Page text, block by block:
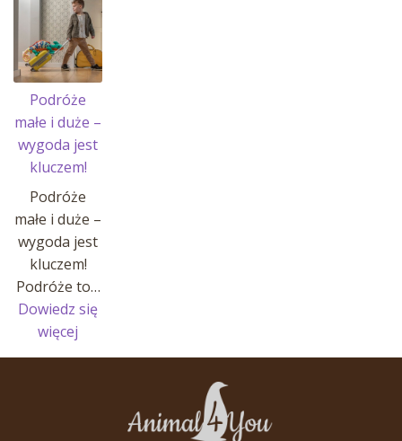
Johannes’a
i
jego
pasji!
Podróże
małe i duże –
wygoda jest
kluczem!
Podróże
małe i duże –
wygoda jest
kluczem!
Podróże to…
Dowiedz się
więcej
Podróże